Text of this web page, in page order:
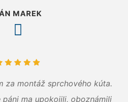
MAREK
za montáž sprchového kúta.
páni ma upokojili, oboznámili